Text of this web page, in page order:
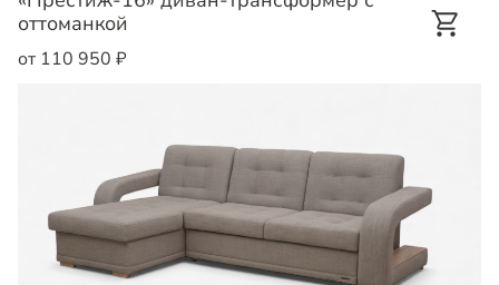
оттоманкой
от 110 950 ₽